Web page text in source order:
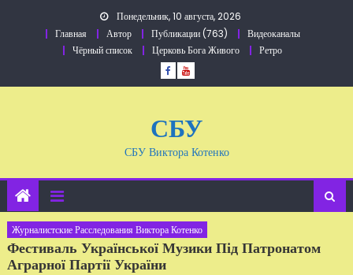
Понедельник, 10 августа, 2026
Главная
Автор Публикации (763)
Видеоканалы
Чёрный список
Церковь Бога Живого Ретро
СБУ
СБУ Виктора Котенко
Журналистские Расследования Виктора Котенко
Фестиваль Української Музики Під Патронатом
Аграрної Партії України